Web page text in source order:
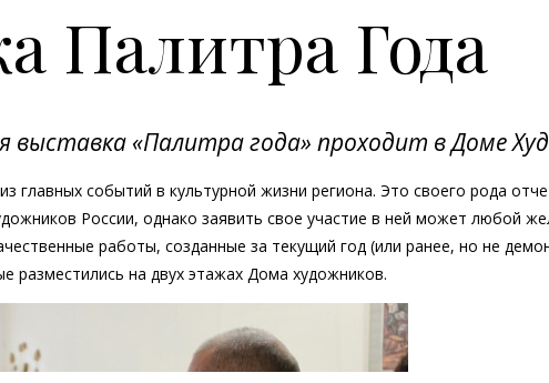
Палитра Года
выставка «Палитра года» проходит в Доме
главных событий в культурной жизни региона. Это своего рода
России, однако заявить свое участие в ней может любой
работы, созданные за текущий год (или ранее, но не
разместились на двух этажах Дома художников.